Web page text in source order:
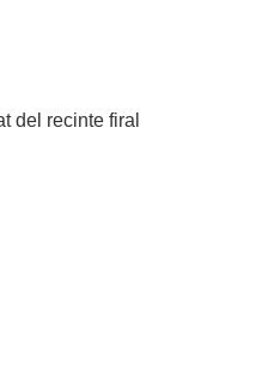
del recinte firal